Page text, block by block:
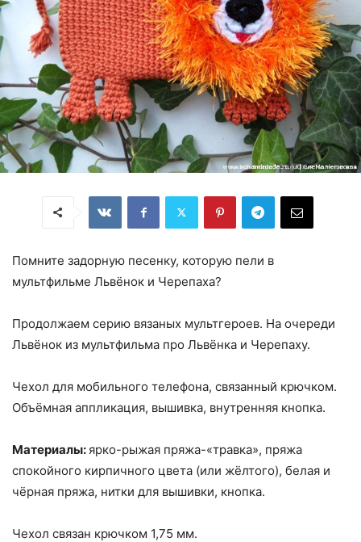
Помните задорную песенку, которую пели в
мультфильме Львёнок и Черепаха?
Продолжаем серию вязаных мультгероев. На очереди
Львёнок из мультфильма про Львёнка и Черепаху.
Чехол для мобильного телефона, связанный крючком.
Объёмная аппликация, вышивка, внутренняя кнопка.
Материалы: ярко-рыжая пряжа-«травка», пряжа
спокойного кирпичного цвета (или жёлтого), белая и
чёрная пряжа, нитки для вышивки, кнопка.
Чехол связан крючком 1,75 мм.